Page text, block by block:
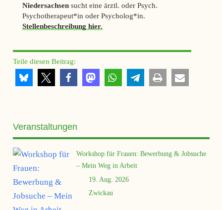
Niedersachsensucht eine ärztl. oder Psych.
Psychotherapeut*in oder Psycholog*in.
Stellenbeschreibung hier.
Teile diesen Beitrag:
Veranstaltungen
Workshop für Frauen: Bewerbung & Jobsuche
– Mein Weg in Arbeit
19. Aug. 2026
Zwickau